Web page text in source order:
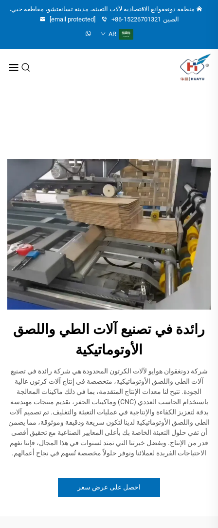
منطقة دونغقوانغ الاقتصادية لآلات التعبئة، مدينة تسانغتشو، مقاطعة خبي،
الصين +86-15226701321
[email protected]
AR
رائدة في تصنيع آلات الطي واللصق
الأوتوماتيكية
شركة دونغقوان هوايو لآلات الكرتون المحدودة هي شركة رائدة في تصنيع
آلات الطي واللصق الأوتوماتيكية، متخصصة في إنتاج آلات كرتون عالية
الجودة. تتيح لنا معدات الإنتاج المتقدمة، بما في ذلك ماكينات المعالجة
باستخدام الحاسب العددي (CNC) وماكينات الحفر، تقديم منتجات مهندسة
بدقة لتعزيز الكفاءة والإنتاجية في عمليات التعبئة والتغليف. تم تصميم آلات
الطي واللصق الأوتوماتيكية لدينا لتكون سريعة ودقيقة وموثوقة، مما يضمن
أن تفي حلول التعبئة الخاصة بك بأعلى المعايير الصناعية مع تحقيق أقصى
قدر من الإنتاج. وبفضل خبرتنا التي تمتد لسنوات في هذا المجال، فإننا نفهم
الاحتياجات الفريدة لعملائنا ونوفر حلولاً مخصصة تُسهم في نجاح أعمالهم.
احصل على عرض سعر